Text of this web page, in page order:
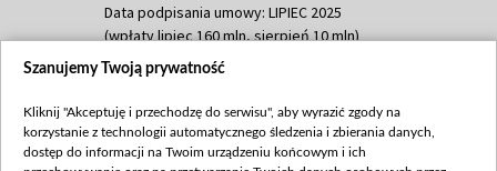
Data podpisania umowy: LIPIEC 2025
(wpłaty lipiec 160 mln, sierpień 10 mln)
Dofinansowanie 60 000 000,00 PLN
(wpłata wrzesień 60 mln)
Dofinansowanie 635 783 051,21 PLN
Szanujemy Twoją prywatność
Kliknij "Akceptuję i przechodzę do serwisu", aby wyrazić zgody na
korzystanie z technologii automatycznego śledzenia i zbierania danych,
dostęp do informacji na Twoim urządzeniu końcowym i ich